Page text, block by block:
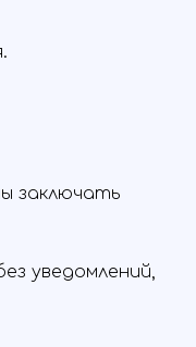
заключать
уведомлений,